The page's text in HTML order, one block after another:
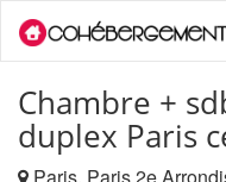
Chambre +
duplex Paris